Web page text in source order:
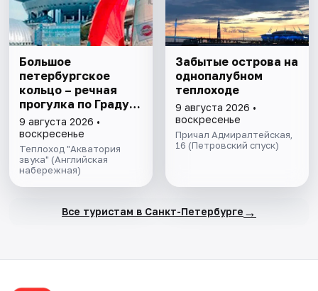
Большое
петербургское
кольцо – речная
прогулка пo Граду
на Неве с
авторской
экскурсией и живой
музыкой в тёплом
салоне теплохода
9 августа 2026 •
воскресенье
Теплоход "Акватория
звука" (Английская
набережная)
Забытые острова на
однопалубном
теплоходе
9 августа 2026 •
воскресенье
Причал Адмиралтейская,
16 (Петровский спуск)
Все туристам в Санкт-Петербурге →